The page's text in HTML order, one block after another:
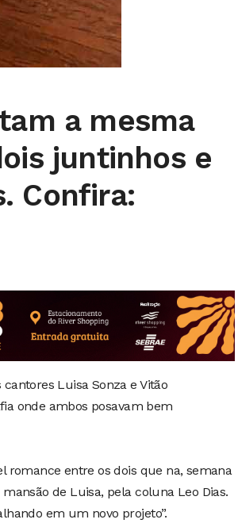
a mesma
juntinhos e
Confira:
Luisa Sonza e Vitão
onde ambos posavam bem
romance entre os dois que na, semana
de Luisa, pela coluna Leo Dias.
em um novo projeto”.